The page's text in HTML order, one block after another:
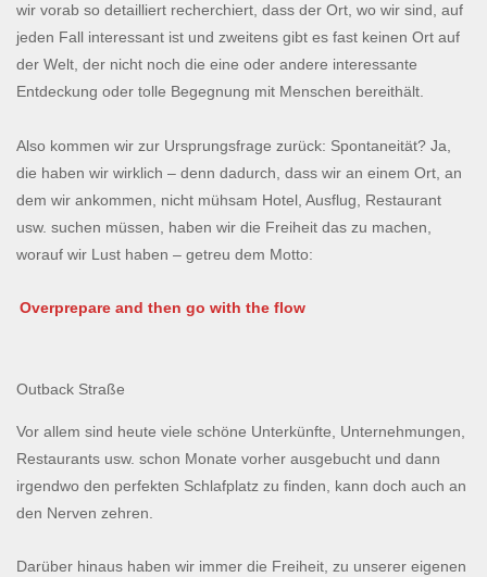
wir vorab so detailliert recherchiert, dass der Ort, wo wir sind, auf
jeden Fall interessant ist und zweitens gibt es fast keinen Ort auf
der Welt, der nicht noch die eine oder andere interessante
Entdeckung oder tolle Begegnung mit Menschen bereithält.
Also kommen wir zur Ursprungsfrage zurück: Spontaneität? Ja,
die haben wir wirklich – denn dadurch, dass wir an einem Ort, an
dem wir ankommen, nicht mühsam Hotel, Ausflug, Restaurant
usw. suchen müssen, haben wir die Freiheit das zu machen,
worauf wir Lust haben – getreu dem Motto:
Overprepare and then go with the flow
Outback Straße
Vor allem sind heute viele schöne Unterkünfte, Unternehmungen,
Restaurants usw. schon Monate vorher ausgebucht und dann
irgendwo den perfekten Schlafplatz zu finden, kann doch auch an
den Nerven zehren.
Darüber hinaus haben wir immer die Freiheit, zu unserer eigenen